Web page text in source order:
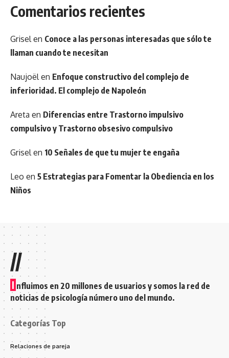
Comentarios recientes
Grisel en Conoce a las personas interesadas que sólo te
llaman cuando te necesitan
Naujoël en Enfoque constructivo del complejo de
inferioridad. El complejo de Napoleón
Areta en Diferencias entre Trastorno impulsivo
compulsivo y Trastorno obsesivo compulsivo
Grisel en 10 Señales de que tu mujer te engaña
Leo en 5 Estrategias para Fomentar la Obediencia en los
Niños
//
I nfluimos en 20 millones de usuarios y somos la red de
noticias de psicología número uno del mundo.
Categorías Top
Relaciones de pareja